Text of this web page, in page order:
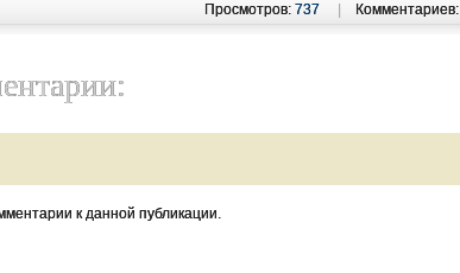
Комментариев:
Просмотров: 737
к данной публикации.